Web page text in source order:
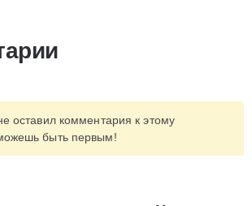
оставил комментария к этому
быть первым!